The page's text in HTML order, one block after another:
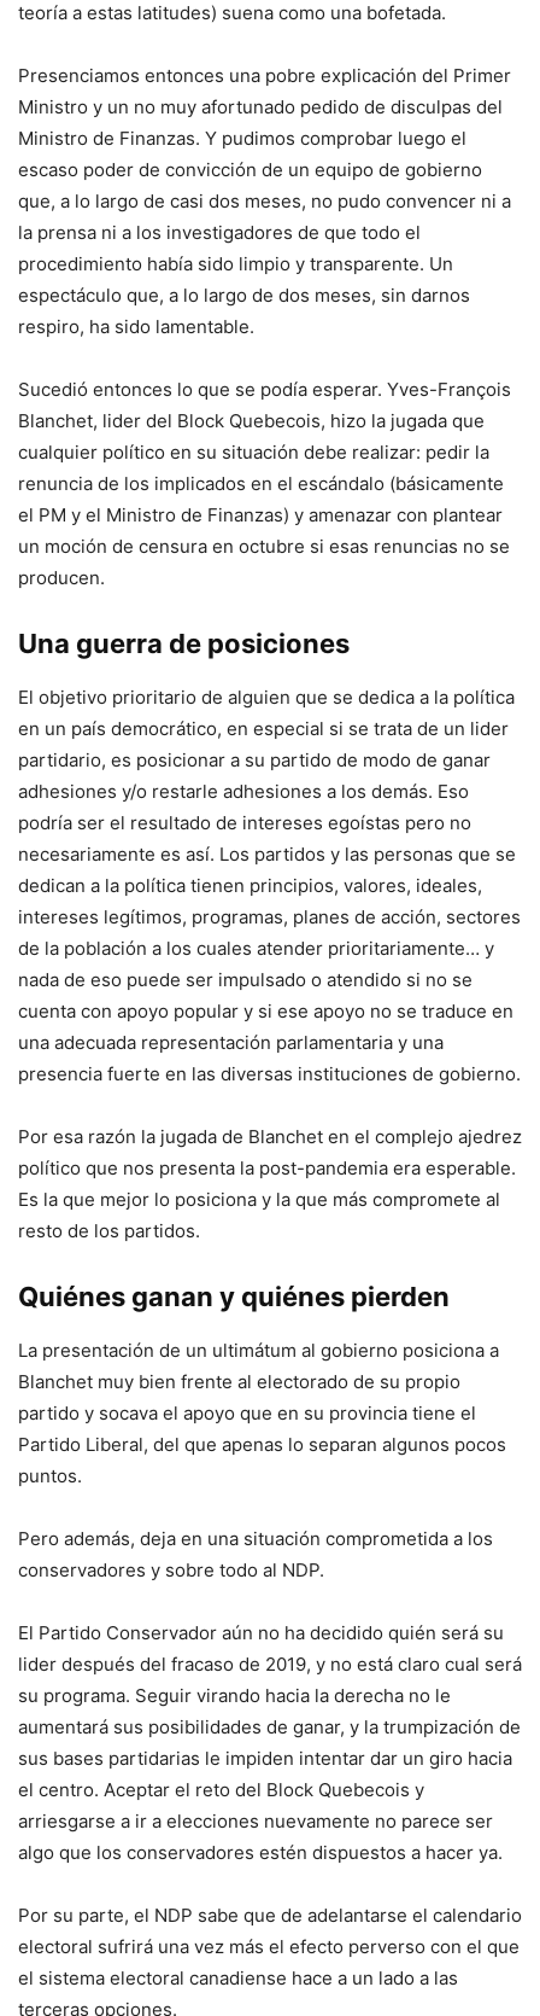
teoría a estas latitudes) suena como una bofetada.
Presenciamos entonces una pobre explicación del Primer
Ministro y un no muy afortunado pedido de disculpas del
Ministro de Finanzas. Y pudimos comprobar luego el
escaso poder de convicción de un equipo de gobierno
que, a lo largo de casi dos meses, no pudo convencer ni a
la prensa ni a los investigadores de que todo el
procedimiento había sido limpio y transparente. Un
espectáculo que, a lo largo de dos meses, sin darnos
respiro, ha sido lamentable.
Sucedió entonces lo que se podía esperar. Yves-François
Blanchet, lider del Block Quebecois, hizo la jugada que
cualquier político en su situación debe realizar: pedir la
renuncia de los implicados en el escándalo (básicamente
el PM y el Ministro de Finanzas) y amenazar con plantear
un moción de censura en octubre si esas renuncias no se
producen.
Una guerra de posiciones
El objetivo prioritario de alguien que se dedica a la política
en un país democrático, en especial si se trata de un lider
partidario, es posicionar a su partido de modo de ganar
adhesiones y/o restarle adhesiones a los demás. Eso
podría ser el resultado de intereses egoístas pero no
necesariamente es así. Los partidos y las personas que se
dedican a la política tienen principios, valores, ideales,
intereses legítimos, programas, planes de acción, sectores
de la población a los cuales atender prioritariamente… y
nada de eso puede ser impulsado o atendido si no se
cuenta con apoyo popular y si ese apoyo no se traduce en
una adecuada representación parlamentaria y una
presencia fuerte en las diversas instituciones de gobierno.
Por esa razón la jugada de Blanchet en el complejo ajedrez
político que nos presenta la post-pandemia era esperable.
Es la que mejor lo posiciona y la que más compromete al
resto de los partidos.
Quiénes ganan y quiénes pierden
La presentación de un ultimátum al gobierno posiciona a
Blanchet muy bien frente al electorado de su propio
partido y socava el apoyo que en su provincia tiene el
Partido Liberal, del que apenas lo separan algunos pocos
puntos.
Pero además, deja en una situación comprometida a los
conservadores y sobre todo al NDP.
El Partido Conservador aún no ha decidido quién será su
lider después del fracaso de 2019, y no está claro cual será
su programa. Seguir virando hacia la derecha no le
aumentará sus posibilidades de ganar, y la trumpización de
sus bases partidarias le impiden intentar dar un giro hacia
el centro. Aceptar el reto del Block Quebecois y
arriesgarse a ir a elecciones nuevamente no parece ser
algo que los conservadores estén dispuestos a hacer ya.
Por su parte, el NDP sabe que de adelantarse el calendario
electoral sufrirá una vez más el efecto perverso con el que
el sistema electoral canadiense hace a un lado a las
terceras opciones.